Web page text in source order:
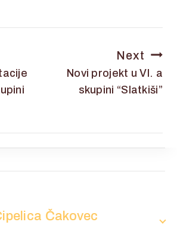
Next
Novi projekt u VI. a
skupini “Slatkiši”
Čakovec